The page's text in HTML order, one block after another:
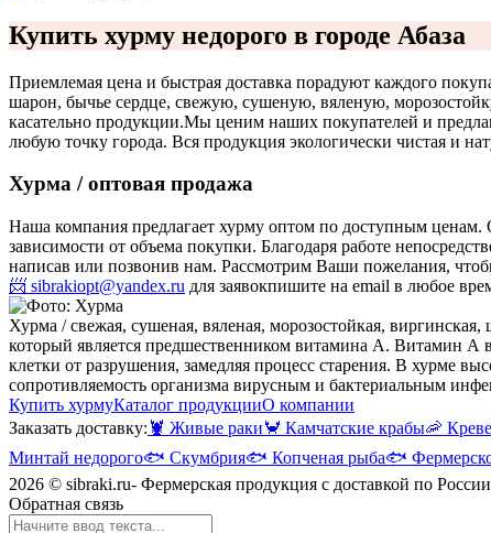
Купить хурму недорого в городе Абаза
Приемлемая цена и быстрая доставка порадуют каждого
шарон, бычье сердце, свежую, сушеную, вяленую,
касательно продукции.Мы ценим наших покупателей и
любую точку города. Вся продукция экологически чистая и
Хурма / оптовая продажа
Наша компания предлагает хурму оптом по доступным ценам.
зависимости от объема покупки. Благодаря работе
написав или позвонив нам. Рассмотрим Ваши пожелания,
📨 sibrakiopt@yandex.ru для заявокпишите на email в любое
Хурма / свежая, сушеная, вяленая, морозостойкая,
который является предшественником витамина А. Витамин А
клетки от разрушения, замедляя процесс старения. В хурме
сопротивляемость организма вирусным и бактериальным
Купить хурмуКаталог продукцииО компании
Заказать доставку: 🦞 Живые раки🦀 Камчатские крабы🦐
Минтай недорого🐟 Скумбрия🐟 Копченая рыба🐟
2026 © sibraki.ru- Фермерская продукция с доставкой по
Обратная связь